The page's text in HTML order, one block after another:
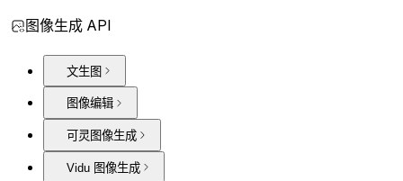
图像生成 API
文生图
图像编辑
可灵图像生成
Vidu 图像生成